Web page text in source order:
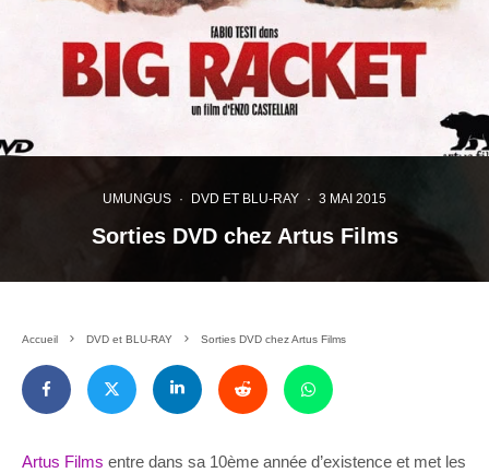
UMUNGUS · DVD ET BLU-RAY · 3 MAI 2015
Sorties DVD chez Artus Films
Accueil DVD et BLU-RAY Sorties DVD chez Artus Films
Artus Films entre dans sa 10ème année d’existence et met les